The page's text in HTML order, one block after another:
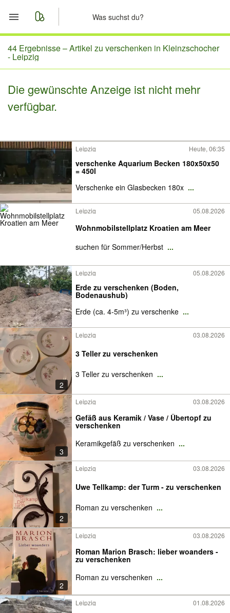
Start
Merkliste
Nachrichten
44 Ergebnisse –Artikel zu verschenken in Kleinzschocher
- Leipzig
Die gewünschte Anzeige ist nicht mehr
verfügbar.
Leipzig Heute, 06:35
verschenke Aquarium Becken 180x50x50
= 450l
Verschenke ein Glasbecken 180x ...
Leipzig 05.08.2026
Wohnmobilstellplatz Kroatien am Meer
suchen für Sommer/Herbst ...
Leipzig 05.08.2026
Erde zu verschenken (Boden,
Bodenaushub)
Erde (ca. 4-5m³) zu verschenke ...
2
Leipzig 03.08.2026
3 Teller zu verschenken
3 Teller zu verschenken ...
3
Leipzig 03.08.2026
Gefäß aus Keramik / Vase / Übertopf zu
verschenken
Keramikgefäß zu verschenken ...
2
Leipzig 03.08.2026
Uwe Tellkamp: der Turm - zu verschenken
Roman zu verschenken ...
2
Leipzig 03.08.2026
Roman Marion Brasch: lieber woanders -
zu verschenken
Roman zu verschenken ...
Leipzig 01.08.2026